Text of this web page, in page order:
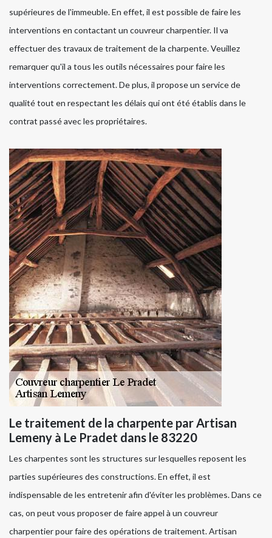
supérieures de l'immeuble. En effet, il est possible de faire les
interventions en contactant un couvreur charpentier. Il va
effectuer des travaux de traitement de la charpente. Veuillez
remarquer qu'il a tous les outils nécessaires pour faire les
interventions correctement. De plus, il propose un service de
qualité tout en respectant les délais qui ont été établis dans le
contrat passé avec les propriétaires.
Le traitement de la charpente par Artisan
Lemeny à Le Pradet dans le 83220
Les charpentes sont les structures sur lesquelles reposent les
parties supérieures des constructions. En effet, il est
indispensable de les entretenir afin d'éviter les problèmes. Dans ce
cas, on peut vous proposer de faire appel à un couvreur
charpentier pour faire des opérations de traitement. Artisan